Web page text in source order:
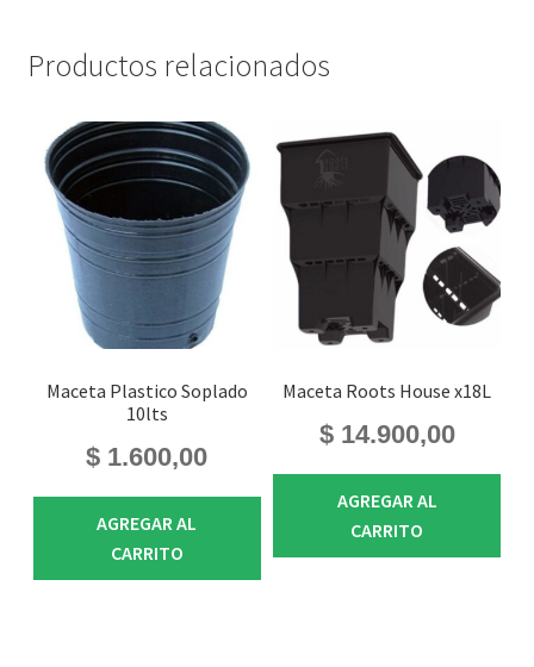
Productos relacionados
Maceta Plastico Soplado
10lts
$ 1.600,00
AGREGAR AL
CARRITO
Maceta Roots House x18L
$14.900,00
AGREGAR AL
CARRITO